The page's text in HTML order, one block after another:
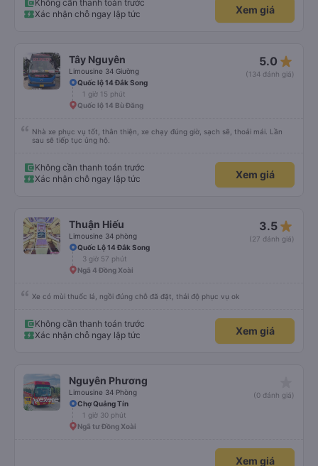
Không cần thanh toán trước
Xác nhận chỗ ngay lập tức
Xem giá
Tây Nguyên
Limousine 34 Giường
5.0 star_rate
(134 đánh giá)
Quốc lộ 14 Đắk Song
1 giờ 15 phút
Quốc lộ 14 Bù Đăng
Nhà xe phục vụ tốt, thân thiện, xe chạy đúng giờ, sạch sẽ, thoải mái. Lần
sau sẽ tiếp tục ủng hộ.
Không cần thanh toán trước
Xác nhận chỗ ngay lập tức
Xem giá
Thuận Hiếu
Limousine 34 phòng
3.5 star_rate
(27 đánh giá)
Quốc Lộ 14 Đắk Song
3 giờ 57 phút
Ngã 4 Đồng Xoài
Xe có mùi thuốc lá, ngồi đúng chỗ đã đặt, thái độ phục vụ ok
Không cần thanh toán trước
Xác nhận chỗ ngay lập tức
Xem giá
Nguyên Phương
Limousine 34 Phòng
(0 đánh giá)
Chợ Quảng Tín
1 giờ 30 phút
Ngã tư Đồng Xoài
Xem giá